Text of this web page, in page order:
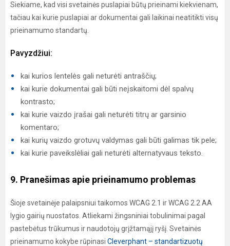
Siekiame, kad visi svetainės puslapiai būtų prieinami kiekvienam,
tačiau kai kurie puslapiai ar dokumentai gali laikinai neatitikti visų
prieinamumo standartų.
Pavyzdžiui:
kai kurios lentelės gali neturėti antraščių;
kai kurie dokumentai gali būti neįskaitomi dėl spalvų
kontrasto;
kai kurie vaizdo įrašai gali neturėti titrų ar garsinio
komentaro;
kai kurių vaizdo grotuvų valdymas gali būti galimas tik pele;
kai kurie paveikslėliai gali neturėti alternatyvaus teksto.
9. Pranešimas apie prieinamumo problemas
Šioje svetainėje palaipsniui taikomos WCAG 2.1 ir WCAG 2.2 AA
lygio gairių nuostatos. Atliekami žingsniniai tobulinimai pagal
pastebėtus trūkumus ir naudotojų grįžtamąjį ryšį. Svetainės
prieinamumo kokybe rūpinasi Cleverphant – standartizuotų